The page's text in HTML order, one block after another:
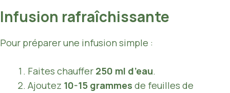
Infusion rafraîchissante
Pour préparer une infusion simple :
Faites chauffer 250 ml d’eau.
Ajoutez 10-15 grammes de feuilles de